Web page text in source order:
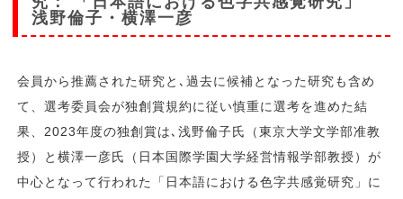
浅野倫子・横澤一彦
会員から推薦された研究と､過去に候補となった研究も含め
て、選考委員会が独創賞規約に従い慎重に選考を進めた結
果、2023年度の独創賞は､浅野倫子氏（東京大学文学部准教
授）と横澤一彦氏（日本国際学園大学経営情報学部教授）が
中心となって行われた「日本語における色字共感覚研究」に